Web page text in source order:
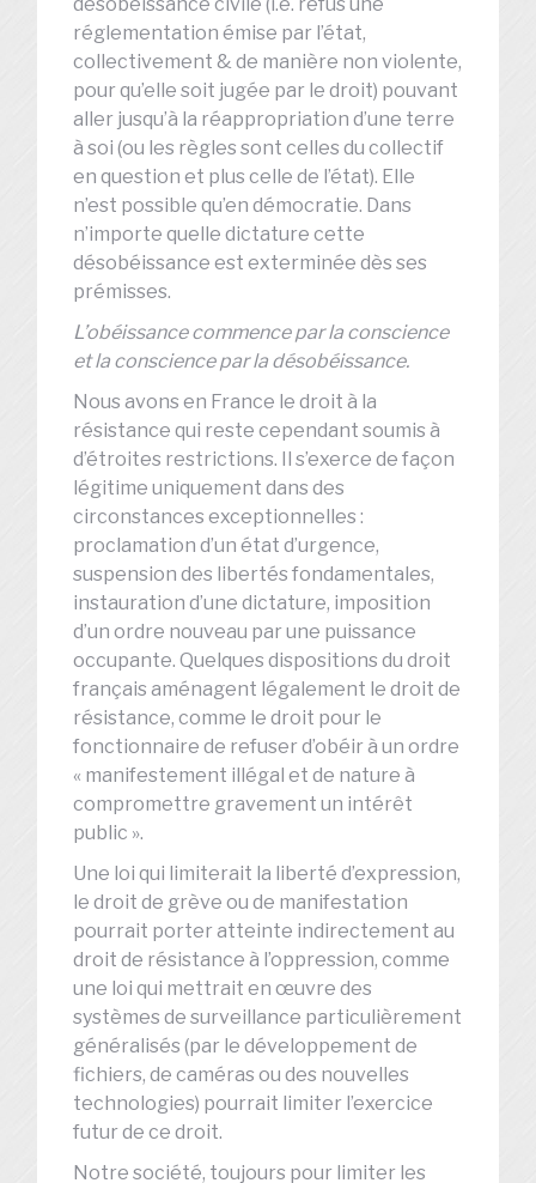
réglementation émise par l’état,
collectivement & de manière non violente,
pour qu’elle soit jugée par le droit) pouvant
aller jusqu’à la réappropriation d’une terre
à soi (ou les règles sont celles du collectif
en question et plus celle de l’état). Elle
n’est possible qu’en démocratie. Dans
n’importe quelle dictature cette
désobéissance est exterminée dès ses
prémisses.
L’obéissance commence par la conscience
et la conscience par la désobéissance.
Nous avons en France le droit à la
résistance qui reste cependant soumis à
d’étroites restrictions. Il s’exerce de façon
légitime uniquement dans des
circonstances exceptionnelles :
proclamation d’un état d’urgence,
suspension des libertés fondamentales,
instauration d’une dictature, imposition
d’un ordre nouveau par une puissance
occupante. Quelques dispositions du droit
français aménagent légalement le droit de
résistance, comme le droit pour le
fonctionnaire de refuser d’obéir à un ordre
« manifestement illégal et de nature à
compromettre gravement un intérêt
public ».
Une loi qui limiterait la liberté d’expression,
le droit de grève ou de manifestation
pourrait porter atteinte indirectement au
droit de résistance à l’oppression, comme
une loi qui mettrait en œuvre des
systèmes de surveillance particulièrement
généralisés (par le développement de
fichiers, de caméras ou des nouvelles
technologies) pourrait limiter l’exercice
futur de ce droit.
Notre société, toujours pour limiter les